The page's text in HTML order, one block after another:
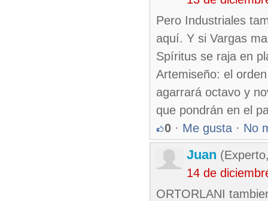
Pero Industriales
aquí. Y si Vargas
Spíritus se raja en
Artemiseño: el
agarrará octavo y
que pondrán en el
0 · Me gusta · No
Juan
14 de
ORTORLANI